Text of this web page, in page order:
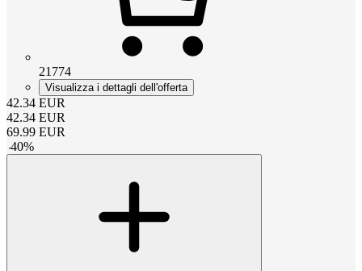
21774
Visualizza i dettagli dell'offerta
42.34 EUR
42.34 EUR
69.99 EUR
-40%